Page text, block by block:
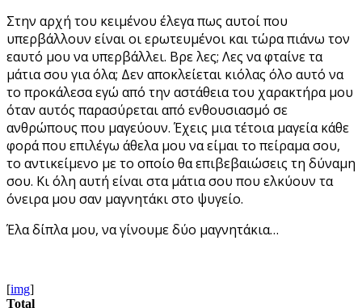
Στην αρχή του κειμένου έλεγα πως αυτοί που
υπερβάλλουν είναι οι ερωτευμένοι και τώρα πιάνω τον
εαυτό μου να υπερβάλλει. Βρε λες; Λες να φταίνε τα
μάτια σου για όλα; Δεν αποκλείεται κιόλας όλο αυτό να
το προκάλεσα εγώ από την αστάθεια του χαρακτήρα μου
όταν αυτός παρασύρεται από ενθουσιασμό σε
ανθρώπους που μαγεύουν. Έχεις μια τέτοια μαγεία κάθε
φορά που επιλέγω άθελα μου να είμαι το πείραμα σου,
το αντικείμενο με το οποίο θα επιβεβαιώσεις τη δύναμη
σου. Κι όλη αυτή είναι στα μάτια σου που ελκύουν τα
όνειρα μου σαν μαγνητάκι στο ψυγείο.
Έλα δίπλα μου, να γίνουμε δύο μαγνητάκια…
[img]
Total